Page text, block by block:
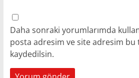
Daha sonraki yorumlarımda
posta adresim ve site adresim bu
kaydedilsin.